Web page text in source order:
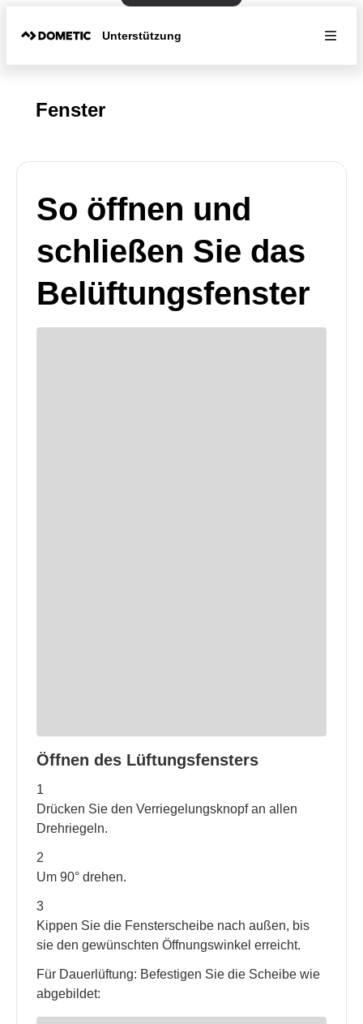
Unterstützung
Fenster
So öffnen und
schließen Sie das
Belüftungsfenster
Öffnen des Lüftungsfensters
1
Drücken Sie den Verriegelungsknopf an allen
Drehriegeln.
2
Um 90° drehen.
3
Kippen Sie die Fensterscheibe nach außen, bis
sie den gewünschten Öffnungswinkel erreicht.
Für Dauerlüftung: Befestigen Sie die Scheibe wie
abgebildet: